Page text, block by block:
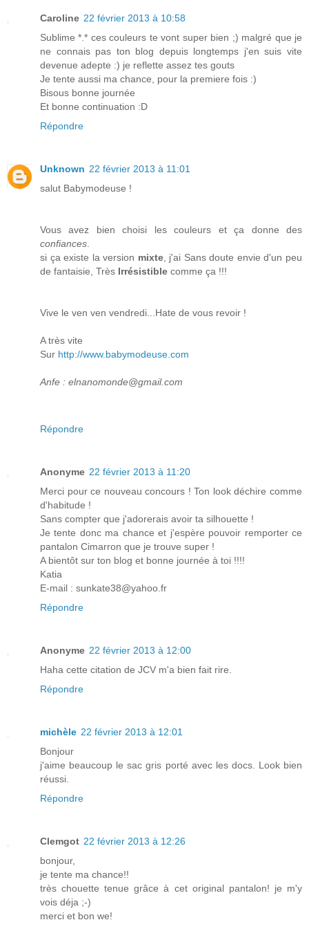
Caroline 22 février 2013 à 10:58
Sublime *.* ces couleurs te vont super bien ;) malgré que je
ne connais pas ton blog depuis longtemps j'en suis vite
devenue adepte :) je reflette assez tes gouts
Je tente aussi ma chance, pour la premiere fois :)
Bisous bonne journée
Et bonne continuation :D
Répondre
Unknown 22 février 2013 à 11:01
salut Babymodeuse !
Vous avez bien choisi les couleurs et ça donne des
confiances.
si ça existe la version mixte, j'ai Sans doute envie d'un peu
de fantaisie, Très Irrésistible comme ça !!!
Vive le ven ven vendredi...Hate de vous revoir !
A très vite
Sur http://www.babymodeuse.com
Anfe : elnanomonde@gmail.com
Répondre
Anonyme 22 février 2013 à 11:20
Merci pour ce nouveau concours ! Ton look déchire comme
d'habitude !
Sans compter que j'adorerais avoir ta silhouette !
Je tente donc ma chance et j'espère pouvoir remporter ce
pantalon Cimarron que je trouve super !
A bientôt sur ton blog et bonne journée à toi !!!!
Katia
E-mail : sunkate38@yahoo.fr
Répondre
Anonyme 22 février 2013 à 12:00
Haha cette citation de JCV m'a bien fait rire.
Répondre
michèle 22 février 2013 à 12:01
Bonjour
j'aime beaucoup le sac gris porté avec les docs. Look bien
réussi.
Répondre
Clemgot 22 février 2013 à 12:26
bonjour,
je tente ma chance!!
très chouette tenue grâce à cet original pantalon! je m'y
vois déja ;-)
merci et bon we!